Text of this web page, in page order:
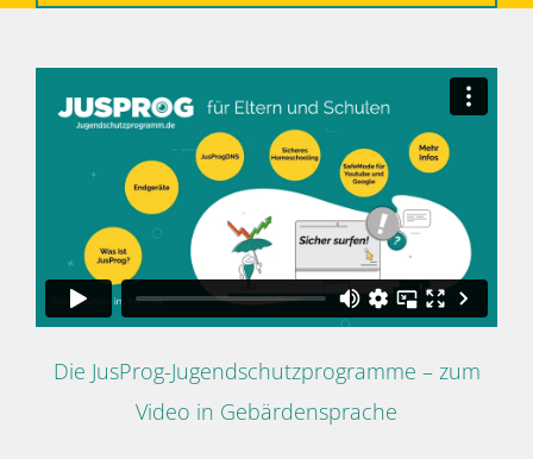
Die JusProg-Jugendschutzprogramme – zum
Video in Gebärdensprache